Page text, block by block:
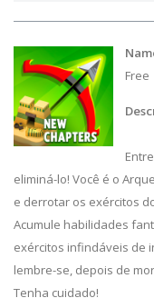
Free
eliminá-lo! Você é o
e derrotar os exércitos
Acumule habilidades
exércitos infindáveis de
lembre-se, depois de
Tenha cuidado!